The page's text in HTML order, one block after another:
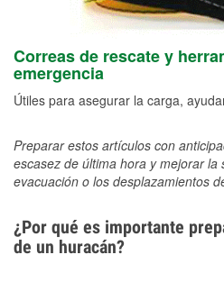
Correas de rescate y
emergencia
Útiles para asegurar la carga,
Preparar estos artículos con
escasez de última hora y mejorar la
evacuación o los desplazamientos
¿Por qué es importante
de un huracán?